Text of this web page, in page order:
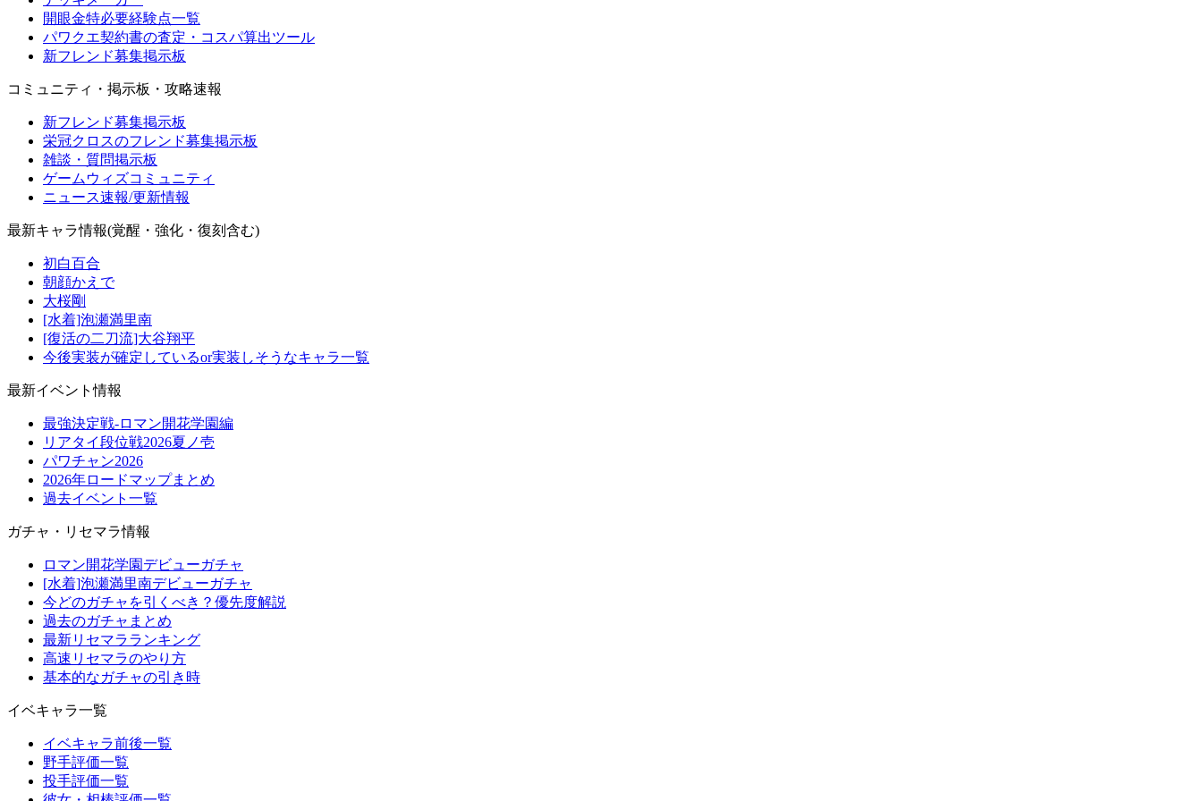
開眼金特必要経験点一覧
パワクエ契約書の査定・コスパ算出ツール
新フレンド募集掲示板
コミュニティ・掲示板・攻略速報
新フレンド募集掲示板
栄冠クロスのフレンド募集掲示板
雑談・質問掲示板
ゲームウィズコミュニティ
ニュース速報/更新情報
最新キャラ情報(覚醒・強化・復刻含む)
初白百合
朝顔かえで
大桜剛
[水着]泡瀬満里南
[復活の二刀流]大谷翔平
今後実装が確定しているor実装しそうなキャラ一覧
最新イベント情報
最強決定戦-ロマン開花学園編
リアタイ段位戦2026夏ノ壱
パワチャン2026
2026年ロードマップまとめ
過去イベント一覧
ガチャ・リセマラ情報
ロマン開花学園デビューガチャ
[水着]泡瀬満里南デビューガチャ
今どのガチャを引くべき？優先度解説
過去のガチャまとめ
最新リセマラランキング
高速リセマラのやり方
基本的なガチャの引き時
イベキャラ一覧
イベキャラ前後一覧
野手評価一覧
投手評価一覧